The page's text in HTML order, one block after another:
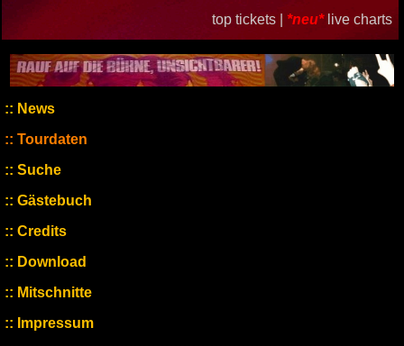
top tickets | *neu* live charts
News
Tourdaten
Suche
Gästebuch
Credits
Download
Mitschnitte
Impressum